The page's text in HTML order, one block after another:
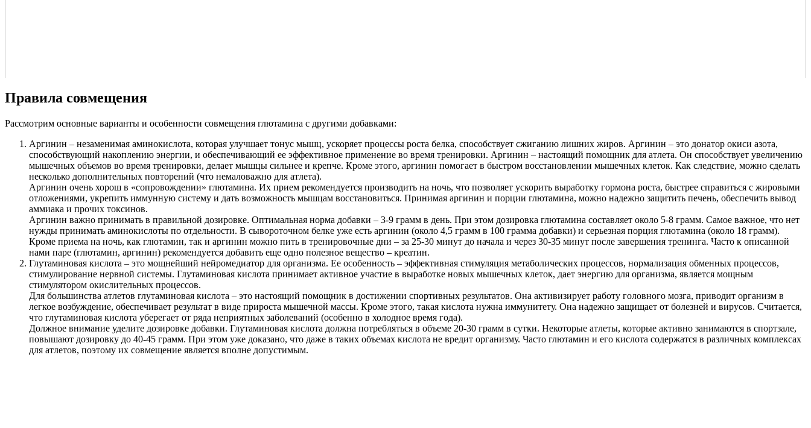
Правила совмещения
Рассмотрим основные варианты и особенности совмещения глютамина с другими добавками:
Аргинин – незаменимая аминокислота, которая улучшает тонус мышц, ускоряет процессы роста белка, способствует сжиганию лишних жиров. Аргинин – это донатор окиси азота,
способствующий накоплению энергии, и обеспечивающий ее эффективное применение во время тренировки. Аргинин – настоящий помощник для атлета. Он способствует увеличению
мышечных объемов во время тренировки, делает мышцы сильнее и крепче. Кроме этого, аргинин помогает в быстром восстановлении мышечных клеток. Как следствие, можно сделать
несколько дополнительных повторений (что немаловажно для атлета).
Аргинин очень хорош в «сопровождении» глютамина. Их прием рекомендуется производить на ночь, что позволяет ускорить выработку гормона роста, быстрее справиться с жировыми
отложениями, укрепить иммунную систему и дать возможность мышцам восстановиться. Принимая аргинин и порции глютамина, можно надежно защитить печень, обеспечить вывод
аммиака и прочих токсинов.
Аргинин важно принимать в правильной дозировке. Оптимальная норма добавки – 3-9 грамм в день. При этом дозировка глютамина составляет около 5-8 грамм. Самое важное, что нет
нужды принимать аминокислоты по отдельности. В сывороточном белке уже есть аргинин (около 4,5 грамм в 100 грамма добавки) и серьезная порция глютамина (около 18 грамм).
Кроме приема на ночь, как глютамин, так и аргинин можно пить в тренировочные дни – за 25-30 минут до начала и через 30-35 минут после завершения тренинга. Часто к описанной
нами паре (глютамин, аргинин) рекомендуется добавить еще одно полезное вещество – креатин.
Глутаминовая кислота – это мощнейший нейромедиатор для организма. Ее особенность – эффективная стимуляция метаболических процессов, нормализация обменных процессов,
стимулирование нервной системы. Глутаминовая кислота принимает активное участие в выработке новых мышечных клеток, дает энергию для организма, является мощным
стимулятором окислительных процессов.
Для большинства атлетов глутаминовая кислота – это настоящий помощник в достижении спортивных результатов. Она активизирует работу головного мозга, приводит организм в
легкое возбуждение, обеспечивает результат в виде прироста мышечной массы. Кроме этого, такая кислота нужна иммунитету. Она надежно защищает от болезней и вирусов. Считается,
что глутаминовая кислота уберегает от ряда неприятных заболеваний (особенно в холодное время года).
Должное внимание уделите дозировке добавки. Глутаминовая кислота должна потребляться в объеме 20-30 грамм в сутки. Некоторые атлеты, которые активно занимаются в спортзале,
повышают дозировку до 40-45 грамм. При этом уже доказано, что даже в таких объемах кислота не вредит организму. Часто глютамин и его кислота содержатся в различных комплексах
для атлетов, поэтому их совмещение является вполне допустимым.